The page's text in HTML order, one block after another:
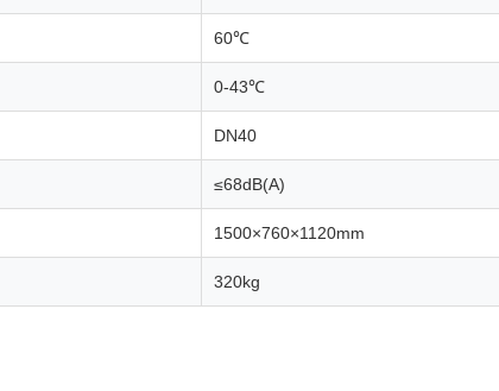
60℃
0-43℃
DN40
≤68dB(A)
1500×760×1120mm
320kg